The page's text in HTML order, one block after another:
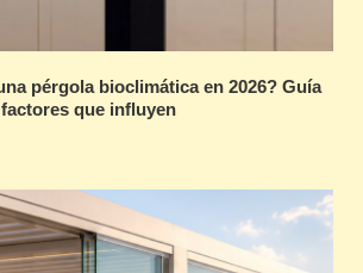
pérgola bioclimática en 2026? Guía
que influyen